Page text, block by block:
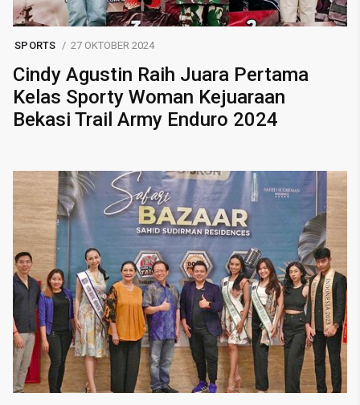
SPORTS 27 OKTOBER 2024
Cindy Agustin Raih Juara Pertama
Kelas Sporty Woman Kejuaraan
Bekasi Trail Army Enduro 2024